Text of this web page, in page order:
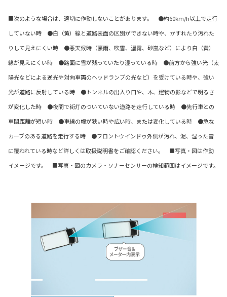
■次のような場合は、適切に作動しないことがあります。 ●約60km/h以上で走行
していない時 ●白（黄）線と道路表面の区別ができない時や、かすれたり汚れた
りして見えにくい時 ●悪天候時（豪雨、吹雪、濃霧、砂嵐など）により白（黄）
線が見えにくい時 ●路面に雪が残っていたり湿っている時 ●前方から強い光（太
陽光などによる逆光や対向車両のヘッドランプの光など）を受けている時や、強い
光が道路に反射している時 ●トンネルの出入り口や、木、建物の影などで明るさ
が変化した時 ●夜間で街灯のついていない道路を走行している時 ●先行車との
車間距離が短い時 ●車線の幅が狭い時や広い時、または変化している時 ●急な
カーブのある道路を走行する時 ●フロントウインドゥ外側が汚れ、泥、湿った雪
に覆われている時など詳しくは取扱説明書をご確認ください。 ■写真・図は作動
イメージです。 ■写真・図のカメラ・ソナーセンサーの検知範囲はイメージです。